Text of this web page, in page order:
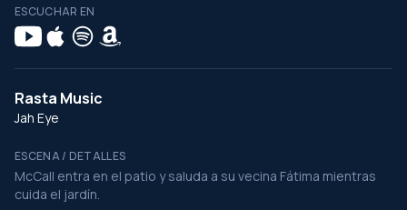
ESCUCHAR EN
Rasta Music
Jah Eye
ESCENA / DETALLES
McCall entra en el patio y saluda a su vecina Fátima mientras
cuida el jardín.